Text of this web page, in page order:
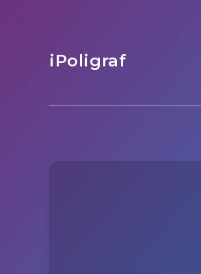
iPoligraf